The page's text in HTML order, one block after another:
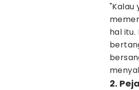
"Kalau
hal itu.
2.